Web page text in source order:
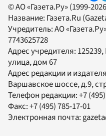
© АО «Газета.Ру» (1999-
Название: Газета.Ru
Учредитель:АО
7743625728
Адрес учредителя:
улица, дом 67
Адрес редакции и
Варшавское шоссе, д.9,
Телефон редакции:+7
Факс:+7 (495) 785-17-01
Электронная почта: